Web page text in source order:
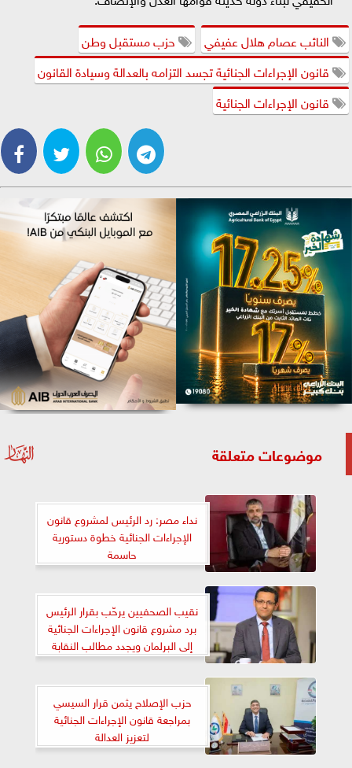
النائب عصام هلال عفيفي
حزب مستقبل وطن
قانون الإجراءات الجنائية تجسد التزامه بالعدالة وسيادة القانون
قانون الإجراءات الجنائية
موضوعات متعلقة
نداء مصر: رد الرئيس لمشروع قانون
الإجراءات الجنائية خطوة دستورية
حاسمة
نقيب الصحفيين يرحّب بقرار الرئيس
برد مشروع قانون الإجراءات الجنائية
إلى البرلمان ويجدد مطالب النقابة
وملاحظاتها حول المشروع
حزب الإصلاح يثمن قرار السيسي
بمراجعة قانون الإجراءات الجنائية
لتعزيز العدالة